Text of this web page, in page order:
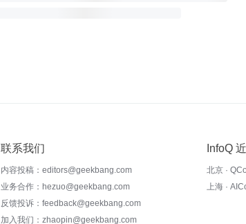
联系我们
内容投稿：editors@geekbang.com
业务合作：hezuo@geekbang.com
反馈投诉：feedback@geekbang.com
加入我们：zhaopin@geekbang.com
InfoQ
北京 ·
上海 ·